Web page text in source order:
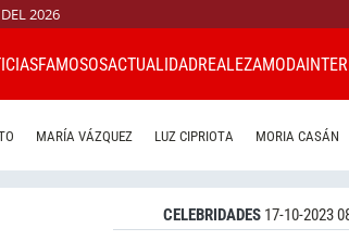
2026
FAMOSOSACTUALIDADREALEZAMODA
MARÍA VÁZQUEZ LUZ CIPRIOTA MORIA CASÁN
CELEBRIDADES 17-10-2023